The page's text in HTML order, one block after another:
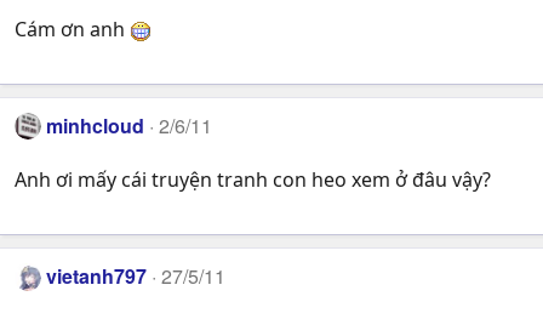
Cám ơn anh
minhcloud 2/6/11
Anh ơi mấy cái truyện tranh con heo xem ở đâu vậy?
vietanh797 27/5/11